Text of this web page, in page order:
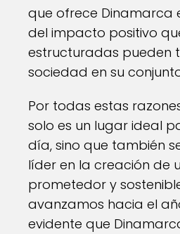
que ofrece Dinamarca
del impacto positivo
estructuradas pueden
sociedad en su
Por todas estas
solo es un lugar ideal
día, sino que también
líder en la creación de
prometedor y
avanzamos hacia el
evidente que